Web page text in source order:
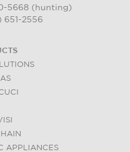
5668 (hunting)
651-2556
APPLIANCES